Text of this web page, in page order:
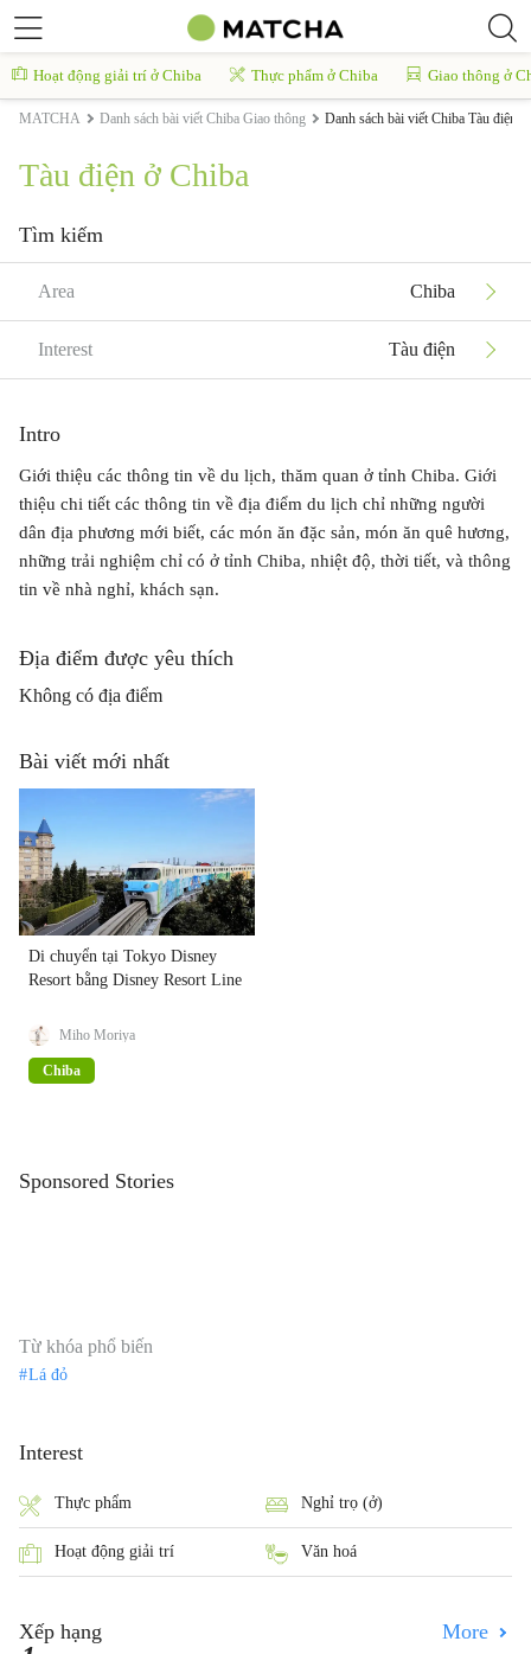
Hoạt động giải trí ở Chiba Thực phẩm ở Chiba Giao thông ở
MATCHA Danh sách bài viết Chiba Giao thông Danh sách bài viết Chiba Tàu điện
Tàu điện ở Chiba
Tìm kiếm
Area Chiba
Interest Tàu điện
Intro
Giới thiệu các thông tin về du lịch, thăm quan ở tỉnh Chiba. Giới
thiệu chi tiết các thông tin về địa điểm du lịch chỉ những người
dân địa phương mới biết, các món ăn đặc sản, món ăn quê hương,
những trải nghiệm chỉ có ở tỉnh Chiba, nhiệt độ, thời tiết, và thông
tin về nhà nghỉ, khách sạn.
Địa điểm được yêu thích
Không có địa điểm
Bài viết mới nhất
Di chuyển tại Tokyo Disney
Resort bằng Disney Resort Line
Miho Moriya
Chiba
Sponsored Stories
Từ khóa phổ biến
Lá đỏ
Interest
Thực phẩm Nghỉ trọ (ở)
Hoạt động giải trí Văn hoá
Xếp hạng More